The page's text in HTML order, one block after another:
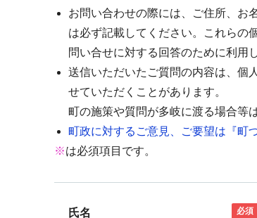
お問い合わせの際には、ご住所、お
は必ず記載してください。これらの
問い合せに対する回答のために利用
送信いただいたご質問の内容は、個
せていただくことがあります。
町の施策や質問が多岐に渡る場合等
町政に対するご意見、ご要望は『町
※は必須項目です。
氏名 必須